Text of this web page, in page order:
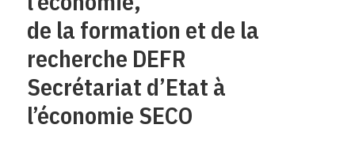
de la formation et de la
recherche DEFR
Secrétariat d’Etat à
l’économie SECO